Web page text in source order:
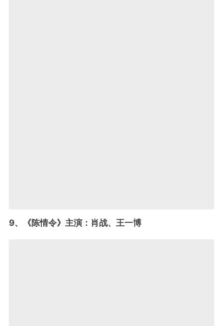
9、《陈情令》主演：肖战、王一博